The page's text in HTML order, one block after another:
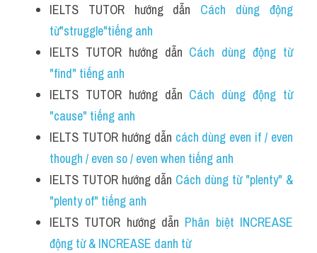
IELTS TUTOR hướng dẫn Cách dùng động
từ"struggle"tiếng anh
IELTS TUTOR hướng dẫn Cách dùng động từ
"find" tiếng anh
IELTS TUTOR hướng dẫn Cách dùng động từ
"cause" tiếng anh
IELTS TUTOR hướng dẫn cách dùng even if / even
though / even so / even when tiếng anh
IELTS TUTOR hướng dẫn Cách dùng từ "plenty" &
"plenty of" tiếng anh
IELTS TUTOR hướng dẫn Phân biệt INCREASE
động từ & INCREASE danh từ